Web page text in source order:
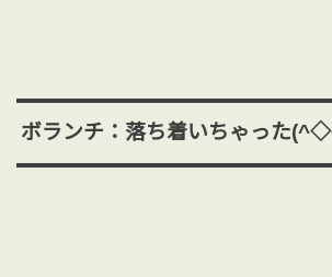
ボランチ：落ち着いちゃった